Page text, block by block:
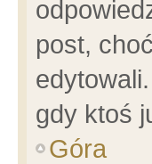
post,
gdy ktoś
Góra